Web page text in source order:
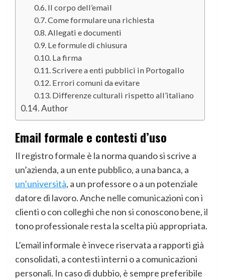
Il corpo dell’email
Come formulare una richiesta
Allegati e documenti
Le formule di chiusura
La firma
Scrivere a enti pubblici in Portogallo
Errori comuni da evitare
Differenze culturali rispetto all’italiano
Author
Email formale e contesti d’uso
Il registro formale è la norma quando si scrive a
un’azienda, a un ente pubblico, a una banca, a
un’università, a un professore o a un potenziale
datore di lavoro. Anche nelle comunicazioni con i
clienti o con colleghi che non si conoscono bene, il
tono professionale resta la scelta più appropriata.
L’email informale è invece riservata a rapporti già
consolidati, a contesti interni o a comunicazioni
personali. In caso di dubbio, è sempre preferibile